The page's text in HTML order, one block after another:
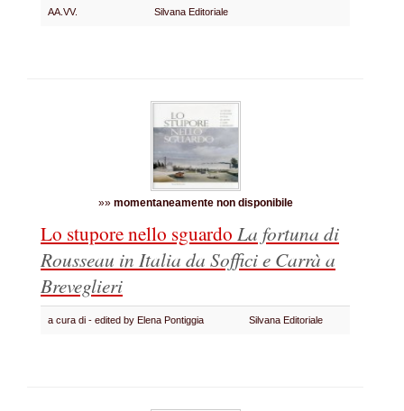
AA.VV. Silvana Editoriale
»» momentaneamente non disponibile
Lo stupore nello sguardo La fortuna di
Rousseau in Italia da Soffici e Carrà a
Breveglieri
a cura di - edited by Elena Pontiggia Silvana Editoriale